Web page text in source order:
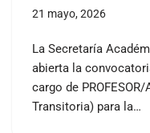
21 mayo, 2026
La Secretaría
abierta la
cargo de
Transitoria) para la…